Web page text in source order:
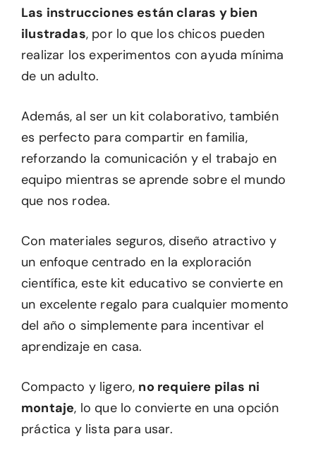
Las instrucciones están claras y bien
ilustradas, por lo que los chicos pueden
realizar los experimentos con ayuda mínima
de un adulto.
Además, al ser un kit colaborativo, también
es perfecto para compartir en familia,
reforzando la comunicación y el trabajo en
equipo mientras se aprende sobre el mundo
que nos rodea.
Con materiales seguros, diseño atractivo y
un enfoque centrado en la exploración
científica, este kit educativo se convierte en
un excelente regalo para cualquier momento
del año o simplemente para incentivar el
aprendizaje en casa.
Compacto y ligero, no requiere pilas ni
montaje, lo que lo convierte en una opción
práctica y lista para usar.